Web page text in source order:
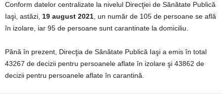
Conform datelor centralizate la nivelul Direcţiei de Sănătate Publică
Iaşi, astăzi, 19 august 2021 , un număr de 105 de persoane se află
în izolare, iar 95 de persoane sunt carantinate la domiciliu.
Până în prezent, Direcţia de Sănătate Publică Iaşi a emis în total
43267 de decizii pentru persoanele aflate în izolare şi 43862 de
decizii pentru persoanele aflate în carantină.